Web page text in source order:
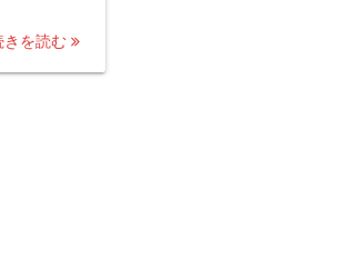
きを読む